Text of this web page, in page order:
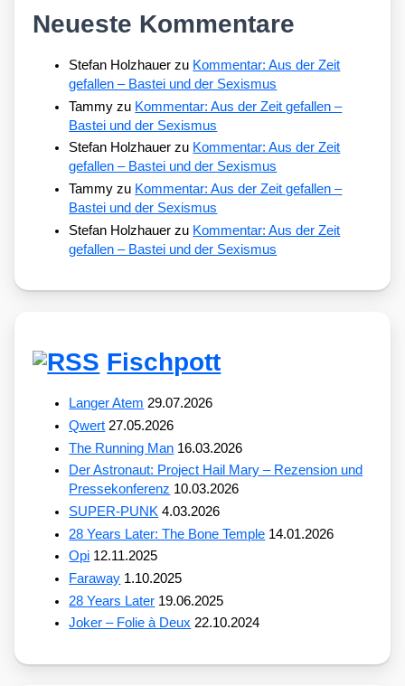
Neueste Kommentare
Stefan Holzhauer zu Kommentar: Aus der Zeit
gefallen – Bastei und der Sexismus
Tammy zu Kommentar: Aus der Zeit gefallen –
Bastei und der Sexismus
Stefan Holzhauer zu Kommentar: Aus der Zeit
gefallen – Bastei und der Sexismus
Tammy zu Kommentar: Aus der Zeit gefallen –
Bastei und der Sexismus
Stefan Holzhauer zu Kommentar: Aus der Zeit
gefallen – Bastei und der Sexismus
Fischpott
Langer Atem 29.07.2026
Qwert 27.05.2026
The Running Man 16.03.2026
Der Astronaut: Project Hail Mary – Rezension und
Pressekonferenz 10.03.2026
SUPER-PUNK 4.03.2026
28 Years Later: The Bone Temple 14.01.2026
Opi 12.11.2025
Faraway 1.10.2025
28 Years Later 19.06.2025
Joker – Folie à Deux 22.10.2024